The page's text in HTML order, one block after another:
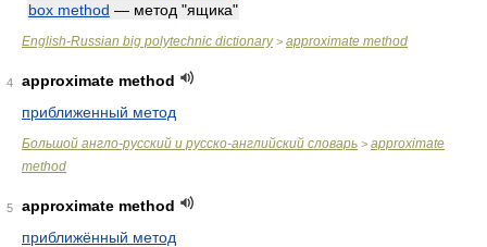
box method — метод "ящика"
English-Russian big polytechnic dictionary> approximate method
4
approximate method
приближенный метод
Большой англо-русский и русско-английский словарь > approximate
method
5
approximate method
приближённый метод